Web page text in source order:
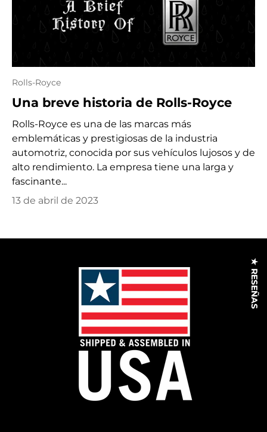
Rolls-Royce
Una breve historia de Rolls-Royce
Rolls-Royce es una de las marcas más
emblemáticas y prestigiosas de la industria
automotriz, conocida por sus vehículos lujosos y de
alto rendimiento. La empresa tiene una larga y
fascinante...
13 de abril de 2023
★ RESEÑAS